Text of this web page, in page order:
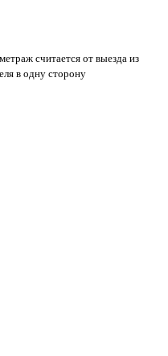
считается от выезда из
в одну сторону